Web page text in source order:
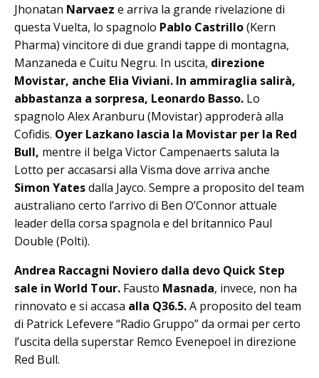
Jhonatan Narvaez e arriva la grande rivelazione di
questa Vuelta, lo spagnolo Pablo Castrillo(Kern
Pharma) vincitore di due grandi tappe di montagna,
Manzaneda e Cuitu Negru. In uscita, direzione
Movistar, anche Elia Viviani. In ammiraglia salirà,
abbastanza a sorpresa, Leonardo Basso. Lo
spagnolo Alex Aranburu (Movistar) approderà alla
Cofidis. Oyer Lazkano lascia la Movistar per la Red
Bull, mentre il belga Victor Campenaerts saluta la
Lotto per accasarsi alla Visma dove arriva anche
Simon Yatesdalla Jayco. Sempre a proposito del team
australiano certo l’arrivo di Ben O’Connor attuale
leader della corsa spagnola e del britannico Paul
Double (Polti).
Andrea Raccagni Noviero dalla devo Quick Step
sale in World Tour. Fausto Masnada, invece, non ha
rinnovato e si accasa alla Q36.5.A proposito del team
di Patrick Lefevere “Radio Gruppo” da ormai per certo
l’uscita della superstar Remco Evenepoel in direzione
Red Bull.